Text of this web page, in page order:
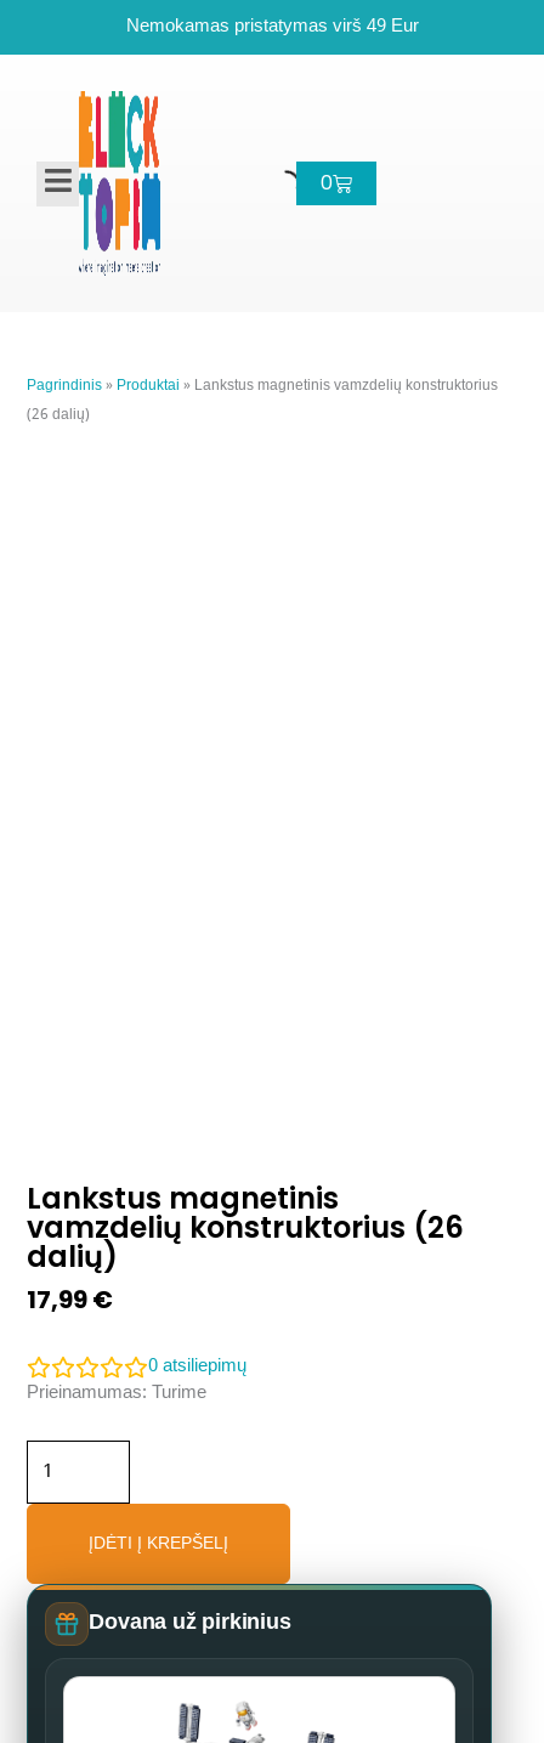
Nemokamas pristatymas virš 49 Eur
0
Cart
Pagrindinis» Produktai » Lankstus magnetinis vamzdelių konstruktorius
(26 dalių)
Lankstus magnetinis
vamzdelių konstruktorius (26
dalių)
17,99€
0atsiliepimų
Prieinamumas: Turime
produkto
Lankstus
magnetinis
vamzdelių
konstruktorius
dalių)
ĮDĖTI Į KREPŠELĮ
Dovana už pirkinius